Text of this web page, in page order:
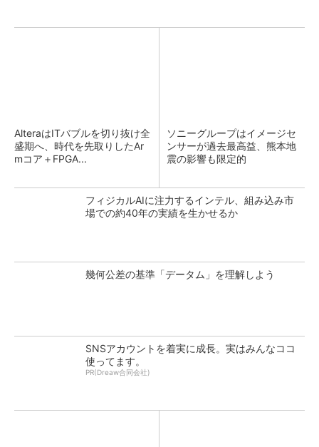
AlteraはITバブルを切り抜け全
盛期へ、時代を先取りしたAr
mコア＋FPGA...
ソニーグループはイメージセ
ンサーが過去最高益、熊本地
震の影響も限定的
フィジカルAIに注力するインテル、組み込み市
場での約40年の実績を生かせるか
幾何公差の基準「データム」を理解しよう
SNSアカウントを着実に成長。実はみんなココ
使ってます。
PR(Dreaw合同会社)